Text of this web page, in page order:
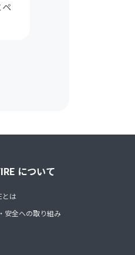
について
とは
安全への取り組み